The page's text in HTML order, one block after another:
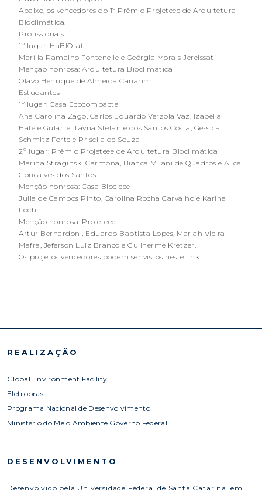
Abaixo, os vencedores do 1º Prêmio Projeteee de Arquitetura
Bioclimática.
Profissionais:
1º lugar: HaBIOtat
Marília Ramalho Fontenelle e Geórgia Morais Jereissati
Menção honrosa: Arquitetura Bioclimática
Olavo Henrique de Almeida Canarim
Estudantes
1º lugar: Casa Ecocompacta
Ana Carolina Zago, Carlos Eduardo Verzola Vaz, Izabella
Hafele Gularte, Tayna Stefanie dos Santos Costa, Géssica
Schmitz Forte e Priscila de Souza
2º lugar: Prêmio Projeteee de Arquitetura Bioclimática
Marina Straginski Carmona, Bianca Milani de Quadros e Alice
Gonçalves dos Santos
Menção honrosa: Casa Biocleee
Julia de Campos Pinto, Carolina Rocha Carvalho e Karina
Loch
Menção honrosa: Projeteee
Artur Bernardoni, Eduardo Baptista Lopes, Mariah Vieira
Mafra, Jeferson Luiz Branco e Guilherme Kretzer.
Os projetos vencedores podem ser vistos neste link
REALIZAÇÃO
Global Environment Facility
Eletrobras
Programa Nacional de Desenvolvimento
Ministério do Meio Ambiente Governo Federal
DESENVOLVIMENTO
Desenvolvido pela Universidade Federal de Santa Catarina, em